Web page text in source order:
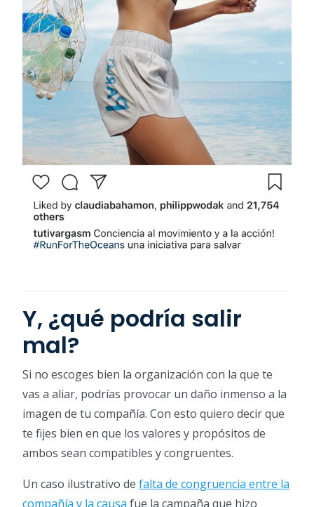
Y, ¿qué podría salir
mal?
Si no escoges bien la organización con la que te
vas a aliar, podrías provocar un daño inmenso a la
imagen de tu compañía. Con esto quiero decir que
te fijes bien en que los valores y propósitos de
ambos sean compatibles y congruentes.
Un caso ilustrativo de falta de congruencia entre la
compañía y la causa fue la campaña que hizo